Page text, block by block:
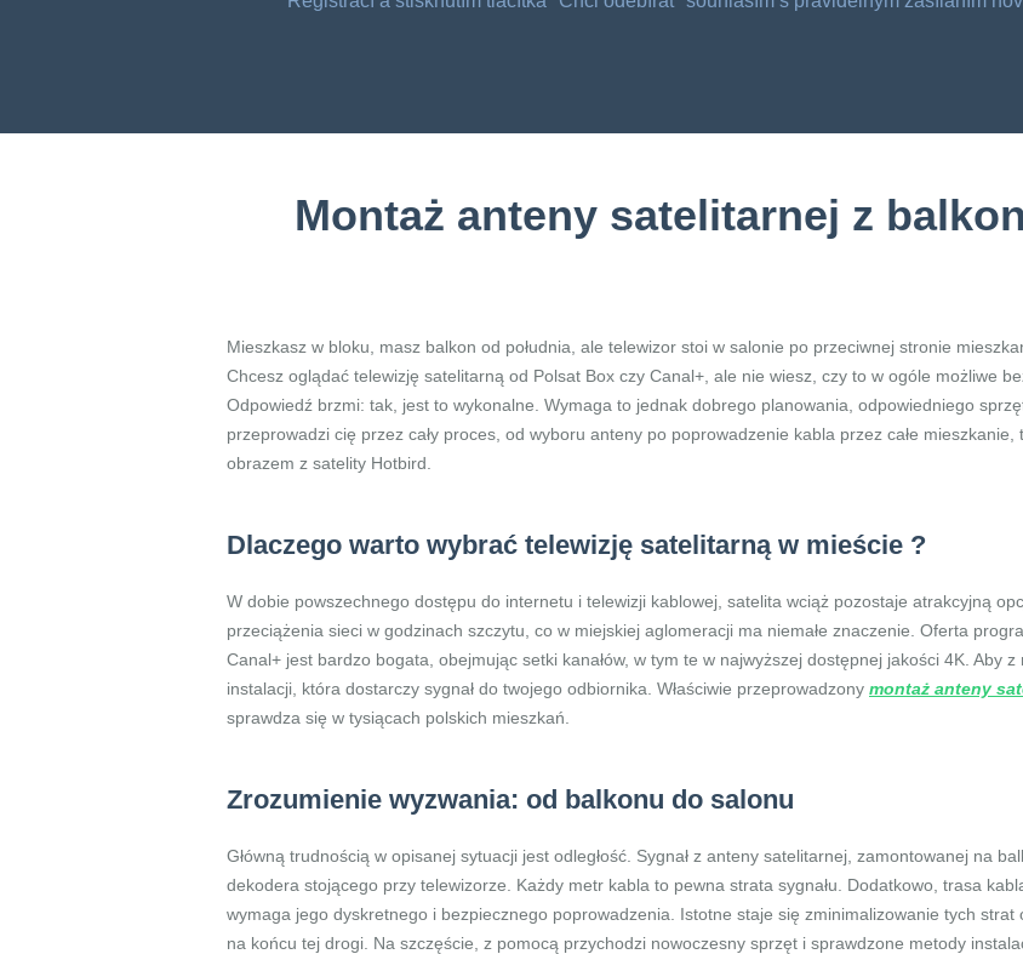
Montaż anteny satelitarnej z
Mieszkasz w bloku, masz balkon od południa, ale telewizor stoi w salonie po przeciwnej stronie
Chcesz oglądać telewizję satelitarną od Polsat Box czy Canal+, ale nie wiesz, czy to w ogóle możliwe
Odpowiedź brzmi: tak, jest to wykonalne. Wymaga to jednak dobrego planowania, odpowiedniego
przeprowadzi cię przez cały proces, od wyboru anteny po poprowadzenie kabla przez całe mieszkanie,
obrazem z satelity Hotbird.
Dlaczego warto wybrać telewizję satelitarną w mieście ?
W dobie powszechnego dostępu do internetu i telewizji kablowej, satelita wciąż pozostaje atrakcyjną
przeciążenia sieci w godzinach szczytu, co w miejskiej aglomeracji ma niemałe znaczenie. Oferta
Canal+ jest bardzo bogata, obejmując setki kanałów, w tym te w najwyższej dostępnej jakości 4K. Aby
instalacji, która dostarczy sygnał do twojego odbiornika. Właściwie przeprowadzony montaż anteny
sprawdza się w tysiącach polskich mieszkań.
Zrozumienie wyzwania: od balkonu do salonu
Główną trudnością w opisanej sytuacji jest odległość. Sygnał z anteny satelitarnej, zamontowanej na
dekodera stojącego przy telewizorze. Każdy metr kabla to pewna strata sygnału. Dodatkowo, trasa
wymaga jego dyskretnego i bezpiecznego poprowadzenia. Istotne staje się zminimalizowanie tych strat
na końcu tej drogi. Na szczęście, z pomocą przychodzi nowoczesny sprzęt i sprawdzone metody